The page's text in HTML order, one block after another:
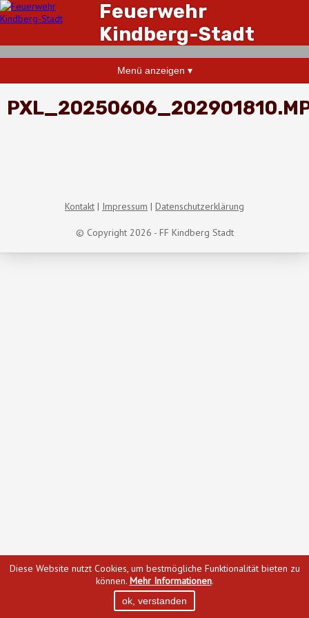
Feuerwehr
Kindberg-Stadt
Menü anzeigen ▾
© Copyright 2026 - FF Kindberg Stadt
Kontakt Impressum Datenschutzerklärung
Diese Website nutzt Cookies, um bestmögliche Funktionalität bieten zu
können. Mehr Informationen.
ok, verstanden